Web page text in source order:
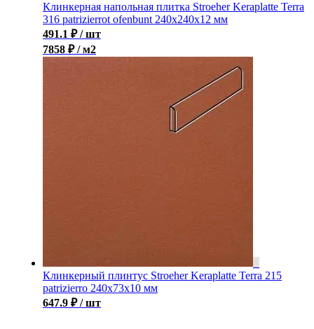
Клинкерная напольная плитка Stroeher Keraplatte Terra
316 patrizierrot ofenbunt 240х240х12 мм
491.1 ₽ / шт
7858 ₽ / м2
Клинкерный плинтус Stroeher Keraplatte Terra 215
patrizierro 240х73х10 мм
647.9 ₽ / шт